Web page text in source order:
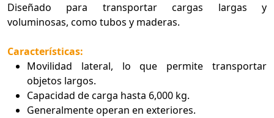
Diseñado para transportar cargas largas y
voluminosas, como tubos y maderas.
Características:
Movilidad lateral, lo que permite transportar
objetos largos.
Capacidad de carga hasta 6,000 kg.
Generalmente operan en exteriores.